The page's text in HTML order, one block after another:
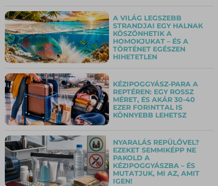
A VILÁG LEGSZEBB
STRANDJAI EGY HALNAK
KÖSZÖNHETIK A
HOMOKJUKAT – ÉS A
TÖRTÉNET EGÉSZEN
HIHETETLEN
KÉZIPOGGYÁSZ-PARA A
REPTÉREN: EGY ROSSZ
MÉRET, ÉS AKÁR 30-40
EZER FORINTTAL IS
KÖNNYEBB LEHETSZ
NYARALÁS REPÜLŐVEL?
EZEKET SEMMIKÉPP NE
PAKOLD A
KÉZIPOGGYÁSZBA – ÉS
MUTATJUK, MI AZ, AMIT
IGEN!